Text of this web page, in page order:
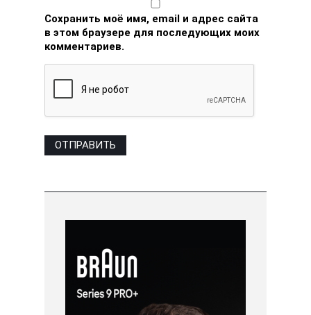
Сохранить моё имя, email и адрес сайта
в этом браузере для последующих моих
комментариев.